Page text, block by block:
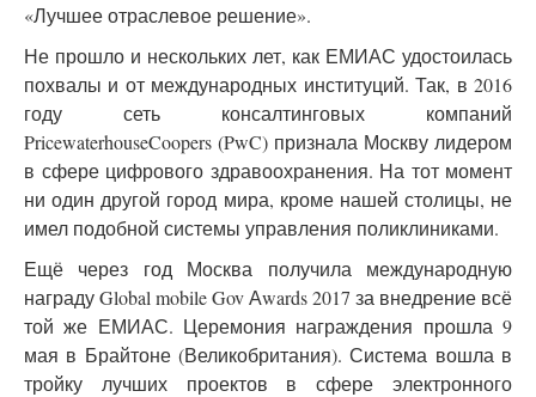
«Лучшее отраслевое решение».
Не прошло и нескольких лет, как ЕМИАС удостоилась
похвалы и от международных институций. Так, в 2016
году сеть консалтинговых компаний
PricewaterhouseCoopers (PwC) признала Москву лидером
в сфере цифрового здравоохранения. На тот момент
ни один другой город мира, кроме нашей столицы, не
имел подобной системы управления поликлиниками.
Ещё через год Москва получила международную
награду Global mobile Gov Аwards 2017 за внедрение всё
той же ЕМИАС. Церемония награждения прошла 9
мая в Брайтоне (Великобритания). Система вошла в
тройку лучших проектов в сфере электронного